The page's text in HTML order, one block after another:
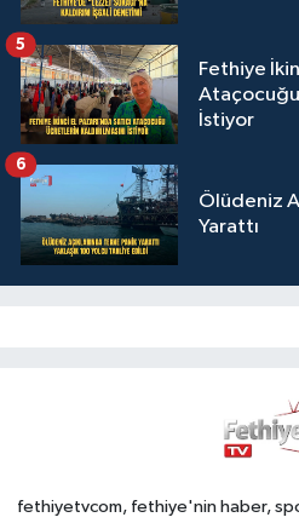
Fethiye
Ataçocuğu
İstiyor
5
Ölüdeniz
Yarattı
6
fethiyetvcom, fethiye'nin haber,